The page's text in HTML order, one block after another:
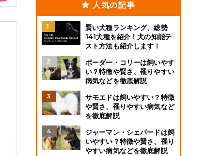
人気の記事
賢い犬種ランキング、総勢
141犬種を紹介！犬の知能テ
スト方法も紹介します！
ボーダー・コリーは飼いやす
い？特徴や賢さ、罹りやすい
病気などを徹底解説
サモエドは飼いやすい？特徴
や賢さ、罹りやすい病気など
を徹底解説
ジャーマン・シェパードは飼
いやすい？特徴や賢さ、罹り
やすい病気などを徹底解説